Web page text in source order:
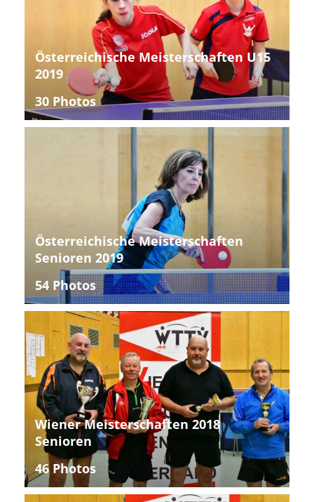
Österreichische Meisterschaften U15
2019
30 Photos
Österreichische Meisterschaften
Senioren 2019
54 Photos
Wiener Meisterschaften 2018
Senioren
46 Photos